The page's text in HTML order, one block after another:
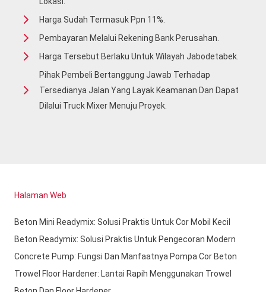
Harga Sudah Termasuk Ppn 11%.
Pembayaran Melalui Rekening Bank Perusahan.
Harga Tersebut Berlaku Untuk Wilayah Jabodetabek.
Pihak Pembeli Bertanggung Jawab Terhadap
Tersedianya Jalan Yang Layak Keamanan Dan Dapat
Dilalui Truck Mixer Menuju Proyek.
Halaman Web
Beton Mini Readymix: Solusi Praktis Untuk Cor Mobil Kecil
Beton Readymix: Solusi Praktis Untuk Pengecoran Modern
Concrete Pump: Fungsi Dan Manfaatnya Pompa Cor Beton
Trowel Floor Hardener: Lantai Rapih Menggunakan Trowel